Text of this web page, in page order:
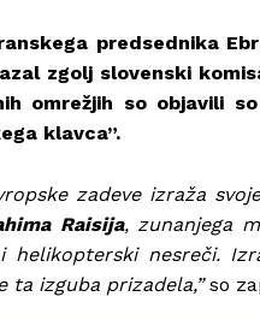
predsednika
zgolj slovenski
omrežjih so objavili
klavca”.
zadeve izraža
Raisija, zunanjega
helikopterski nesreči.
ta izguba prizadela,”so